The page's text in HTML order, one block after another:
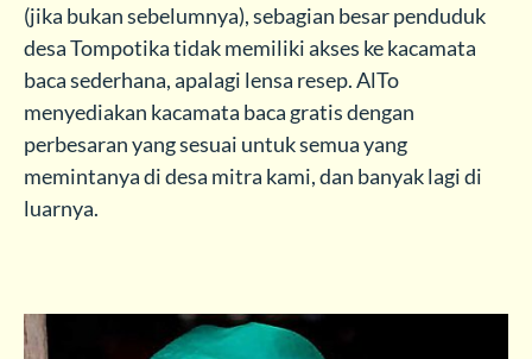
(jika bukan sebelumnya), sebagian besar penduduk
desa Tompotika tidak memiliki akses ke kacamata
baca sederhana, apalagi lensa resep. AlTo
menyediakan kacamata baca gratis dengan
perbesaran yang sesuai untuk semua yang
memintanya di desa mitra kami, dan banyak lagi di
luarnya.